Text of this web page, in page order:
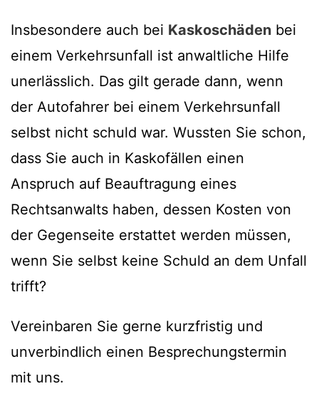
Insbesondere auch bei Kaskoschäden bei
einem Verkehrsunfall ist anwaltliche Hilfe
unerlässlich. Das gilt gerade dann, wenn
der Autofahrer bei einem Verkehrsunfall
selbst nicht schuld war. Wussten Sie schon,
dass Sie auch in Kaskofällen einen
Anspruch auf Beauftragung eines
Rechtsanwalts haben, dessen Kosten von
der Gegenseite erstattet werden müssen,
wenn Sie selbst keine Schuld an dem Unfall
trifft?
Vereinbaren Sie gerne kurzfristig und
unverbindlich einen Besprechungstermin
mit uns.